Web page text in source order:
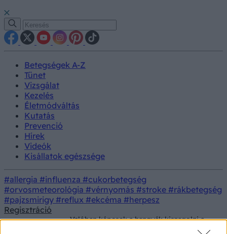
Betegségek A-Z
Tünet
Vizsgálat
Kezelés
Életmódváltás
Kutatás
Prevenció
Hírek
Videók
Kisállatok egészsége
#allergia #influenza #cukorbetegség
#orvosmeteorológia #vérnyomás #stroke #rákbetegség
#pajzsmirigy #reflux #ekcéma #herpesz
Regisztráció
Valóban képesek a hangyák kiszagolni a